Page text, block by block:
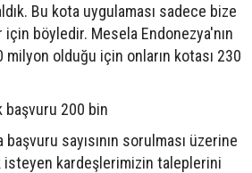
Bu kota uygulaması sadece bize
böyledir. Mesela Endonezya'nın
olduğu için onların kotası 230
başvuru 200 bin
başvuru sayısının sorulması üzerine
isteyen kardeşlerimizin taleplerini